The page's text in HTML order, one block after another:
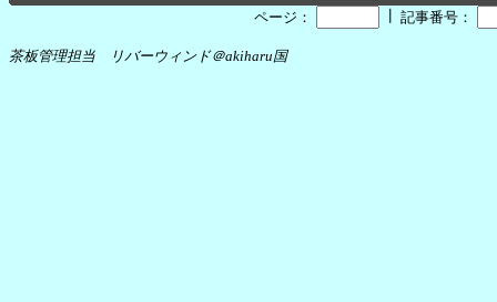
ページ：
記事番号：
茶板管理担当 リバーウィンド＠akiharu国